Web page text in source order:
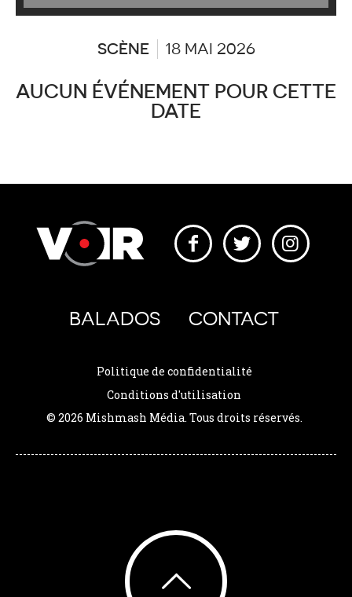
les
SCÈNE 18 MAI 2026
AUCUN ÉVÉNEMENT POUR CETTE
DATE
BALADOS CONTACT
Politique de confidentialité
Conditions d'utilisation
© 2026 Mishmash Média. Tous droits réservés.